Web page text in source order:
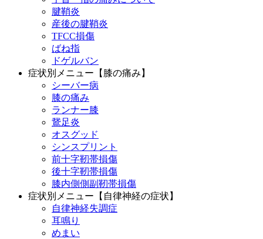
腱鞘炎
産後の腱鞘炎
TFCC損傷
ばね指
ドゲルバン
症状別メニュー【膝の痛み】
シーバー病
膝の痛み
ランナー膝
鵞足炎
オスグッド
シンスプリント
前十字靭帯損傷
後十字靭帯損傷
膝内側側副靭帯損傷
症状別メニュー【自律神経の症状】
自律神経失調症
耳鳴り
めまい